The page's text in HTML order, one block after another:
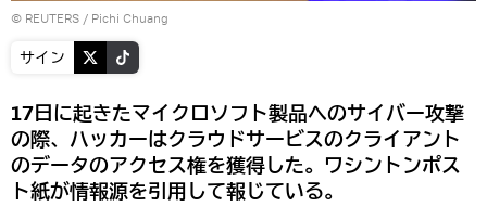
© REUTERS / Pichi Chuang
サイン
17日に起きたマイクロソフト製品へのサイバー攻撃
の際、ハッカーはクラウドサービスのクライアント
のデータのアクセス権を獲得した。ワシントンポス
ト紙が情報源を引用して報じている。